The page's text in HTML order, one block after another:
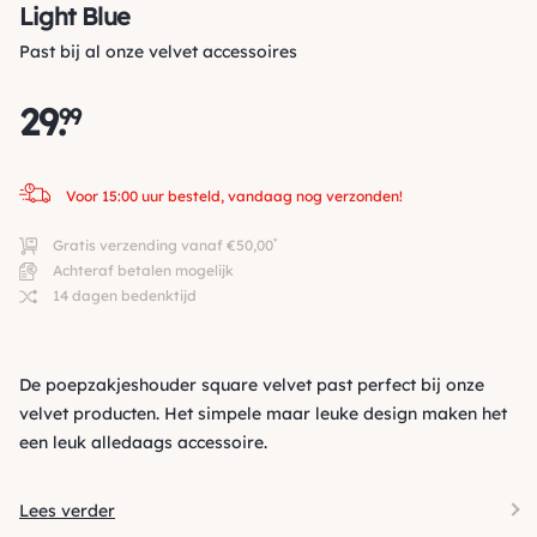
Light Blue
Past bij al onze velvet accessoires
29.
99
Voor 15:00 uur besteld, vandaag nog verzonden!
Gratis verzending vanaf €50,00*
Achteraf betalen mogelijk
14 dagen bedenktijd
De poepzakjeshouder square velvet past perfect bij onze
velvet producten. Het simpele maar leuke design maken het
een leuk alledaags accessoire.
Lees verder